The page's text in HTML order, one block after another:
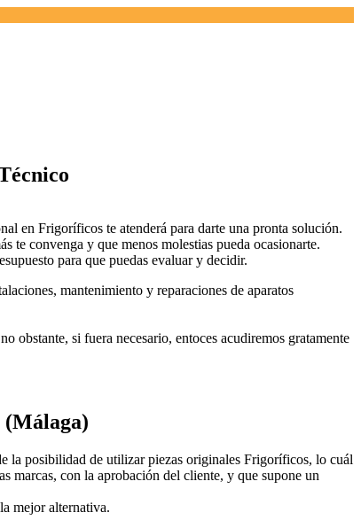
en Frigoríficos te atenderá para darte una pronta solución.
te convenga y que menos molestias pueda ocasionarte.
para que puedas evaluar y decidir.
mantenimiento y reparaciones de aparatos
obstante, si fuera necesario, entoces acudiremos gratamente
la posibilidad de utilizar piezas originales Frigoríficos, lo cuál
marcas, con la aprobación del cliente, y que supone un
mejor alternativa.